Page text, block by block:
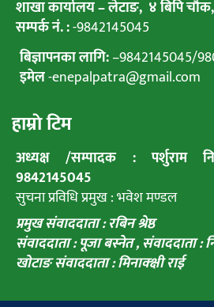
शाखा कार्यालय – लेटाङ, ४ बिपि
सम्पर्क नं. :-9842145045
बिज्ञापनका लागि:–9842145045/
इमेल-enepalpatra@gmail.com
हाम्राे टिम
अध्यक्ष /सम्पादक : पर्शुराम
9842145045
सुचना प्रविधि प्रमुख : भवेश मण्डल
प्रमुख संवाददाता : रबिन श्रेष्ठ
संवाददाता : पूजा बस्नेत ,संवाददाता :
खाेटाङ संवाददाता : मिनाक्क्षी राई